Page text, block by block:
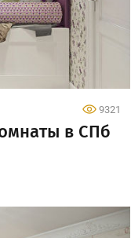
9321
в СПб